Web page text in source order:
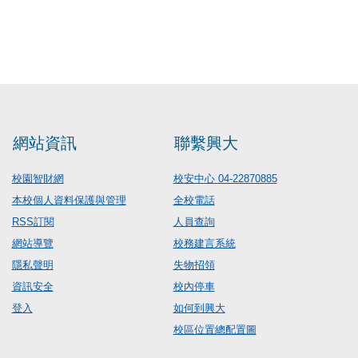
網站資訊
校園智財網
本校個人資料保護與管理
RSS訂閱
網站導覽
隱私聲明
資訊安全
登入
聯繫興大
校安中心 04-22870885
全校電話
人員查詢
校務建言系統
失物招領
校內停車
如何到興大
校區位置總配置圖